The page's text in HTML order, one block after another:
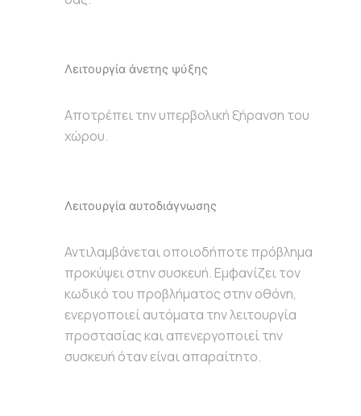
Λειτουργία άνετης ψύξης
Αποτρέπει την υπερβολική ξήρανση του
χώρου.
Λειτουργία αυτοδιάγνωσης
Αντιλαμβάνεται οποιοδήποτε πρόβλημα
προκύψει στην συσκευή. Εμφανίζει τον
κωδικό του προβλήματος στην οθόνη,
ενεργοποιεί αυτόματα την λειτουργία
προστασίας και απενεργοποιεί την
συσκευή όταν είναι απαραίτητο.